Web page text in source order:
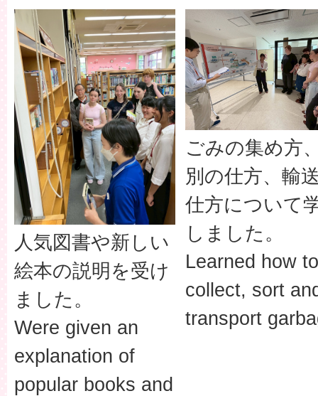
人気図書や新しい
絵本の説明を受け
ました。
Were given an
explanation of
popular books and
ごみの集め方
別の仕方、輸
仕方について
しました。
Learned how
collect, sort
transport